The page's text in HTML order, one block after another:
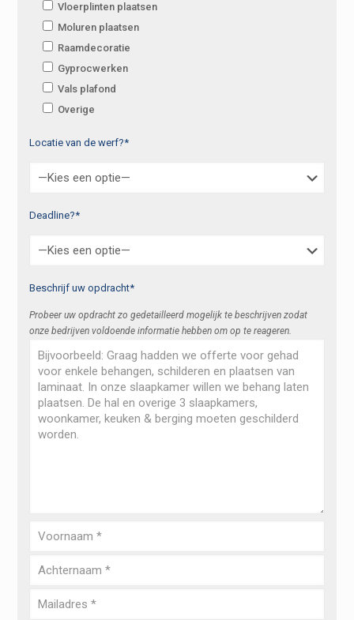
Vloerplinten plaatsen
Moluren plaatsen
Raamdecoratie
Gyprocwerken
Vals plafond
Overige
Locatie van de werf?*
Deadline?*
Beschrijf uw opdracht*
Probeer uw opdracht zo gedetailleerd mogelijk te beschrijven zodat
onze bedrijven voldoende informatie hebben om op te reageren.